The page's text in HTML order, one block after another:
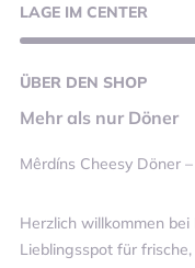
LAGEIM CENTER
ÜBERDEN SHOP
Mehr als nur Döner
Mêrdíns Cheesy Döner
Herzlich willkommen
Lieblingsspot für